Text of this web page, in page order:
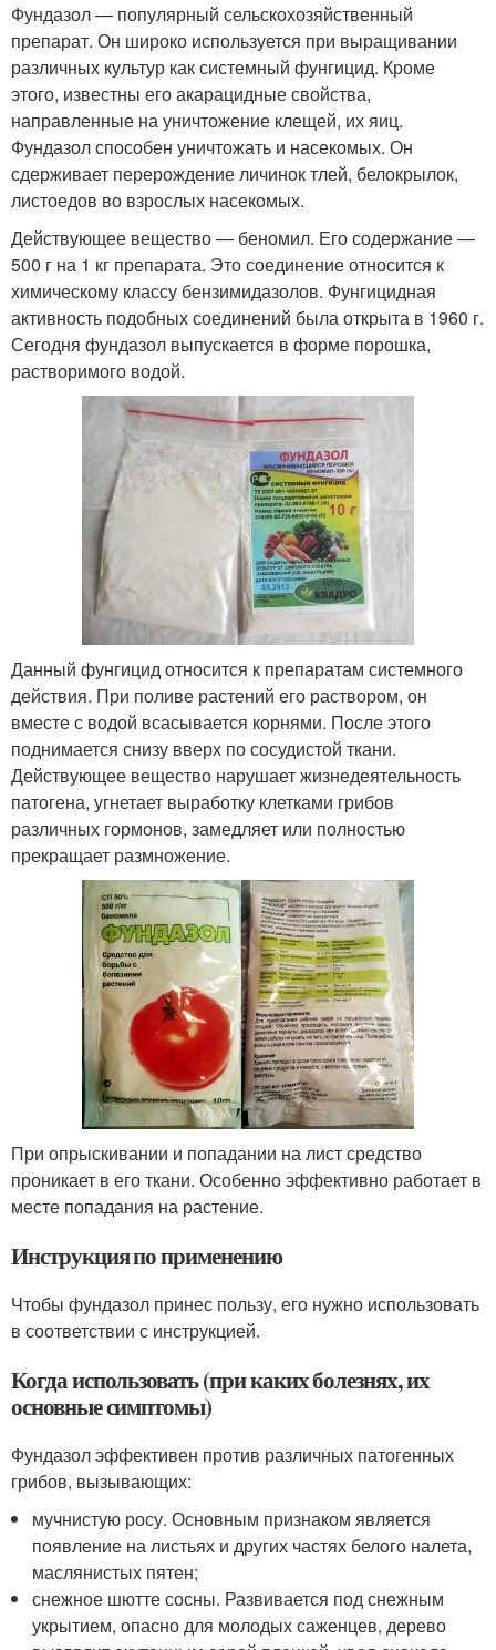
Фундазол — популярный сельскохозяйственный
препарат. Он широко используется при выращивании
различных культур как системный фунгицид. Кроме
этого, известны его акарацидные свойства,
направленные на уничтожение клещей, их яиц.
Фундазол способен уничтожать и насекомых. Он
сдерживает перерождение личинок тлей, белокрылок,
листоедов во взрослых насекомых.
Действующее вещество — беномил. Его содержание —
500 г на 1 кг препарата. Это соединение относится к
химическому классу бензимидазолов. Фунгицидная
активность подобных соединений была открыта в 1960 г.
Сегодня фундазол выпускается в форме порошка,
растворимого водой.
Данный фунгицид относится к препаратам системного
действия. При поливе растений его раствором, он
вместе с водой всасывается корнями. После этого
поднимается снизу вверх по сосудистой ткани.
Действующее вещество нарушает жизнедеятельность
патогена, угнетает выработку клетками грибов
различных гормонов, замедляет или полностью
прекращает размножение.
При опрыскивании и попадании на лист средство
проникает в его ткани. Особенно эффективно работает в
месте попадания на растение.
Инструкция по применению
Чтобы фундазол принес пользу, его нужно использовать
в соответствии с инструкцией.
Когда использовать (при каких болезнях, их
основные симптомы)
Фундазол эффективен против различных патогенных
грибов, вызывающих:
мучнистую росу. Основным признаком является
появление на листьях и других частях белого налета,
маслянистых пятен;
снежное шютте сосны. Развивается под снежным
укрытием, опасно для молодых саженцев, дерево